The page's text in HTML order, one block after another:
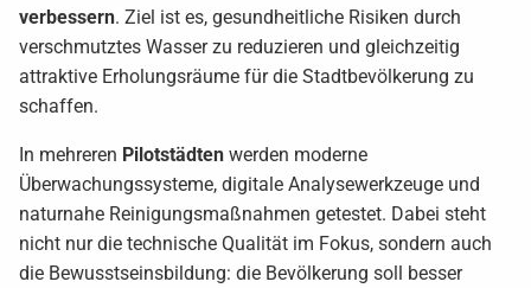
verbessern. Ziel ist es, gesundheitliche Risiken durch
verschmutztes Wasser zu reduzieren und gleichzeitig
attraktive Erholungsräume für die Stadtbevölkerung zu
schaffen.
In mehreren Pilotstädten werden moderne
Überwachungssysteme, digitale Analysewerkzeuge und
naturnahe Reinigungsmaßnahmen getestet. Dabei steht
nicht nur die technische Qualität im Fokus, sondern auch
die Bewusstseinsbildung: die Bevölkerung soll besser